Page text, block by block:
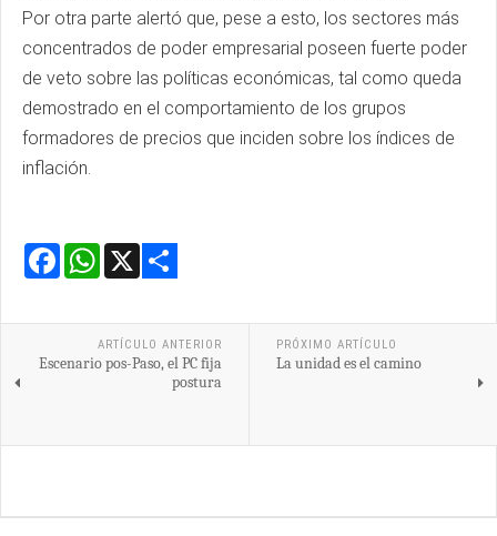
Por otra parte alertó que, pese a esto, los sectores más
concentrados de poder empresarial poseen fuerte poder
de veto sobre las políticas económicas, tal como queda
demostrado en el comportamiento de los grupos
formadores de precios que inciden sobre los índices de
inflación.
Facebook
WhatsApp
ARTÍCULO ANTERIOR
Escenario pos-Paso, el PC fija
postura
PRÓXIMO ARTÍCULO
La unidad es el camino